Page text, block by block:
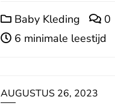
Baby Kleding
0
6 minimale leestijd
AUGUSTUS 26, 2023